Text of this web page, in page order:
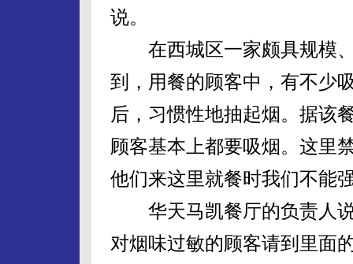
说。
在西城区一家颇具规模、
到，用餐的顾客中，有不少
后，习惯性地抽起烟。据该
顾客基本上都要吸烟。这里
他们来这里就餐时我们不能
华天马凯餐厅的负责人说
对烟味过敏的顾客请到里面